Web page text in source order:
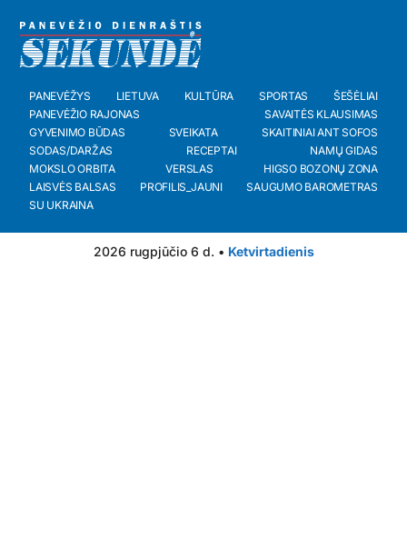
PANEVĖŽYS LIETUVA KULTŪRA SPORTAS
ŠEŠĖLIAI
PANEVĖŽIO RAJONAS
SAVAITĖS KLAUSIMAS
GYVENIMO BŪDAS
SVEIKATA
SKAITINIAI ANT SOFOS
SODAS/DARŽAS
RECEPTAI
NAMŲ GIDAS
MOKSLO ORBITA
VERSLAS
HIGSO BOZONŲ ZONA
LAISVĖS BALSAS
PROFILIS_JAUNI
SAUGUMO BAROMETRAS
SU UKRAINA
2026 rugpjūčio 6 d. • Ketvirtadienis